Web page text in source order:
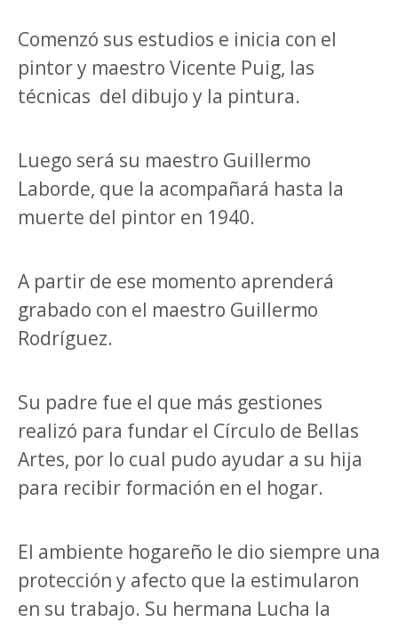
Comenzó sus estudios e inicia con el
pintor y maestro Vicente Puig, las
técnicas del dibujo y la pintura.
Luego será su maestro Guillermo
Laborde, que la acompañará hasta la
muerte del pintor en 1940.
A partir de ese momento aprenderá
grabado con el maestro Guillermo
Rodríguez.
Su padre fue el que más gestiones
realizó para fundar el Círculo de Bellas
Artes, por lo cual pudo ayudar a su hija
para recibir formación en el hogar.
El ambiente hogareño le dio siempre una
protección y afecto que la estimularon
en su trabajo. Su hermana Lucha la